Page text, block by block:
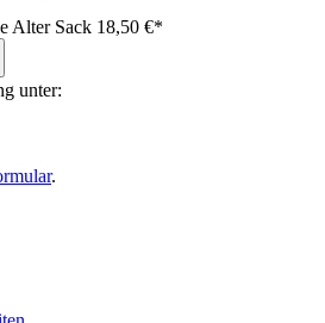
Alter Sack 18,50 €*
unter:
.